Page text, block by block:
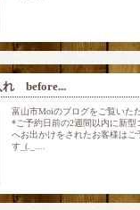
れ before...
富山市Moiのブログをご覧いた
*ご予約日前の2週間以内に新
へお出かけをされたお客様はご
す_(._....